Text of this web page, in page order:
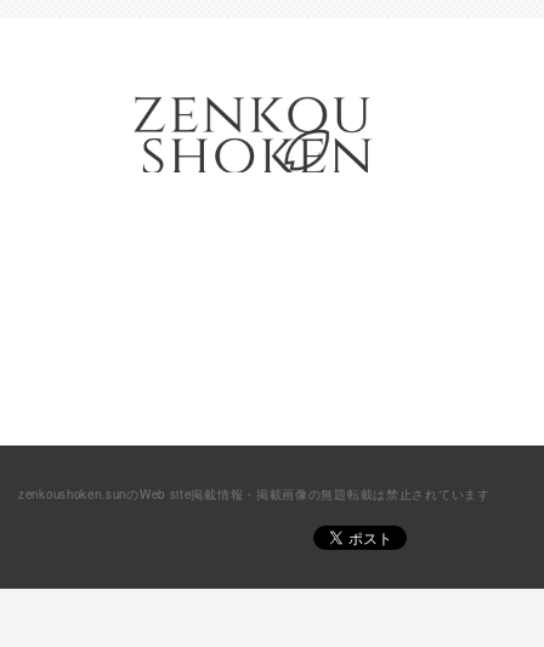
zenkoushoken.sunのWeb site掲載情報・掲載画像の無題転載は禁止されています